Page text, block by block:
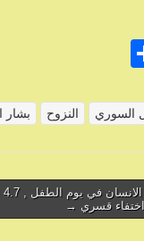
ar
السوري النزوح بشار
قسري →